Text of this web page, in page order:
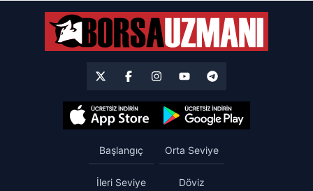
Başlangıç Orta Seviye
İleri Seviye Döviz